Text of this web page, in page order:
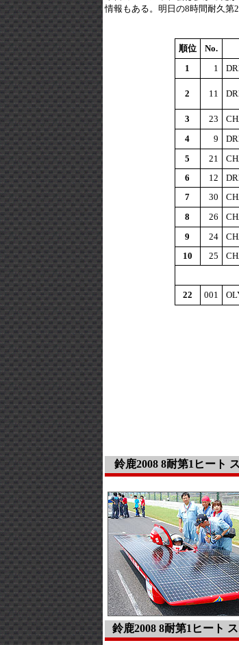
情報もある。明日の8時間耐久第
順位
No.
1
1
2 11
3 23
4
9
5
21
6
12
7
30
8
26
9
24
10
25
22
001
鈴鹿2008 8耐第1ヒート
鈴鹿2008 8耐第1ヒート